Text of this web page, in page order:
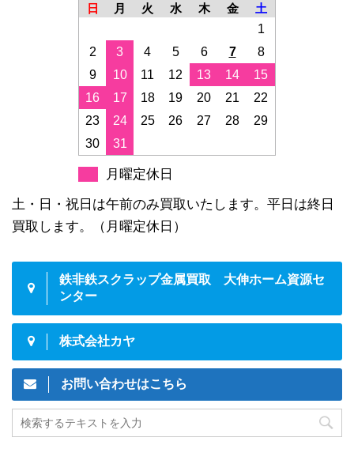
日
月 火 水 木 金
土
1
2
3 4 5 6 7
8
9
10 11 12 13 14
15
16
17 18 19 20 21
22
23
24 25 26 27 28
29
30
31
月曜定休日
土・日・祝日は午前のみ買取いたします。平日は終日
買取します。（月曜定休日）
鉄非鉄スクラップ金属買取 大伸ホーム資源セ
ンター
株式会社カヤ
お問い合わせはこちら